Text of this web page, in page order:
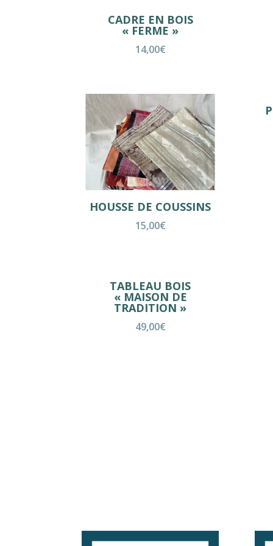
CADRE EN BOIS
« FERME »
14,00€
HOUSSE DE COUSSINS
15,00€
TABLEAU BOIS
« MAISON DE
TRADITION »
49,00€